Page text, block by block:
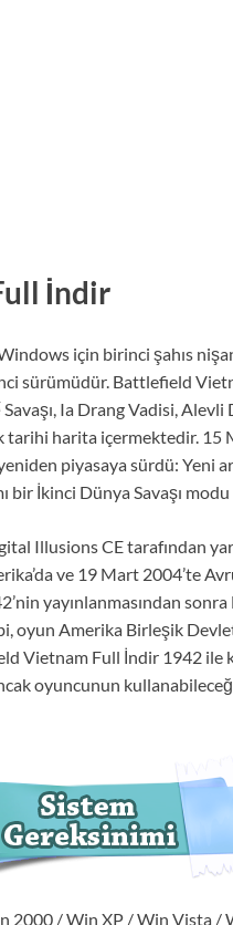
İndir
için birinci şahıs
sürümüdür. Battlefield
Ia Drang Vadisi,
tarihi harita içermektedir. 15
piyasaya sürdü: Yeni
bir İkinci Dünya Savaşı modu
Illusions CE tarafından
ve 19 Mart 2004’te
yayınlanmasından
oyun Amerika Birleşik
Vietnam Full İndir 1942 ile
oyuncunun
2000 / Win XP / Win Vista /